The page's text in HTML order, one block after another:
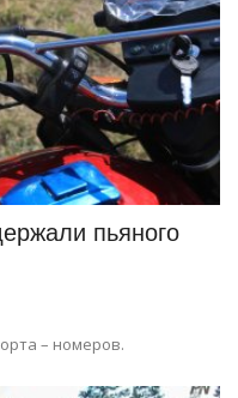
пьяного
– номеров.